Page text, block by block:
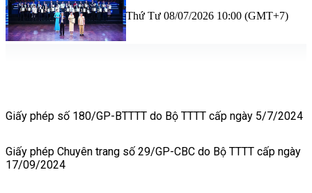
Thứ Tư 08/07/2026 10:00 (GMT+7)
Giấy phép số 180/GP-BTTTT do Bộ TTTT cấp ngày 5/7/2024
Giấy phép Chuyên trang số 29/GP-CBC do Bộ TTTT cấp ngày
17/09/2024